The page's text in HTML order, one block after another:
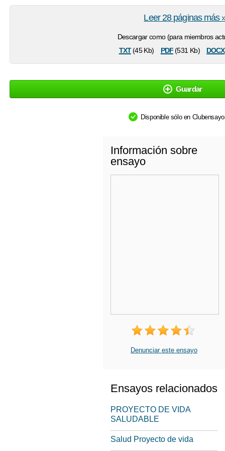
Descargar como (para miembros
txt(45 Kb) pdf(531 Kb) docx
Leer 28 páginas más
Guardar
Disponible sólo en
Información sobre
ensayo
Denunciar este ensayo
Ensayos relacionados
PROYECTO DE VIDA
SALUDABLE
Salud Proyecto de vida